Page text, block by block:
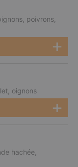
poivrons,
oignons
hachée,